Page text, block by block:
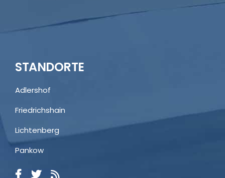
STANDORTE
Adlershof
Friedrichshain
Lichtenberg
Pankow